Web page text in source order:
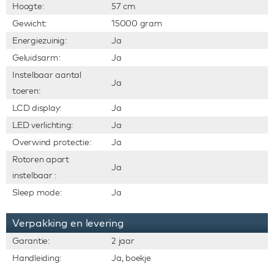
Hoogte:
57 cm
Gewicht:
15000 gram
Energiezuinig:
Ja
Geluidsarm:
Ja
Instelbaar aantal
toeren:
Ja
LCD display:
Ja
LED verlichting:
Ja
Overwind protectie:
Ja
Rotoren apart
instelbaar :
Ja
Sleep mode: Ja
Verpakking en levering
Garantie:
2 jaar
Handleiding:
Ja, boekje